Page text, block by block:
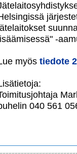
lisäämisessä" -
myös tiedote